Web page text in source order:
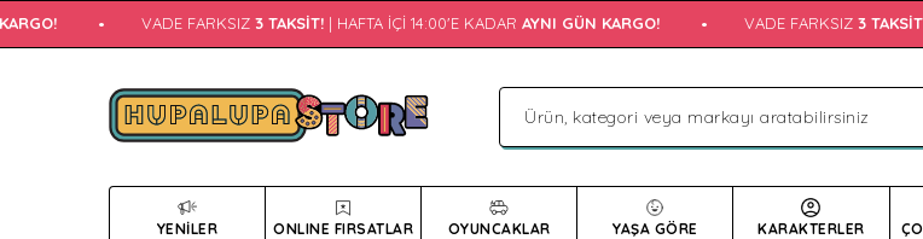
VADE FARKSIZ 3 TAKSIT! | HAFTA İÇI 14:00'E KADAR AYNI GÜN KARGO! VADE FARKSIZ 3 TAKSIT!
YENİLER ONLINE FIRSATLAR OYUNCAKLAR YAŞA GÖRE KARAKTERLER